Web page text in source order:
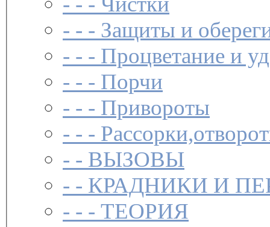
- - - Защиты и
- - - Процветание и
- - - Порчи
- - - Привороты
- - -
- - ВЫЗОВЫ
- - КРАДНИКИ И
- - - ТЕОРИЯ